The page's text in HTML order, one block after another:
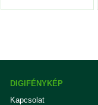
DIGIFÉNYKÉP
Kapcsolat